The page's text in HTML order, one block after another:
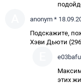
anonym *
Подскажите,
Хэви Дьюти
этих